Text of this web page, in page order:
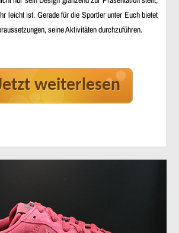
leicht ist. Gerade für die Sportler unter Euch bietet
seine Aktivitäten durchzuführen.
weiterlesen